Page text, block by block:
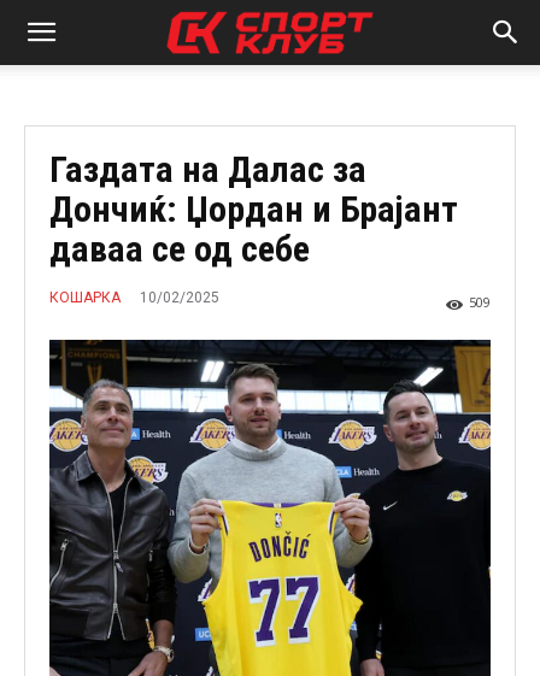
Газдата на Далас за
Дончиќ: Џордан и Брајант
даваа се од себе
КОШАРКА 10/02/2025 509